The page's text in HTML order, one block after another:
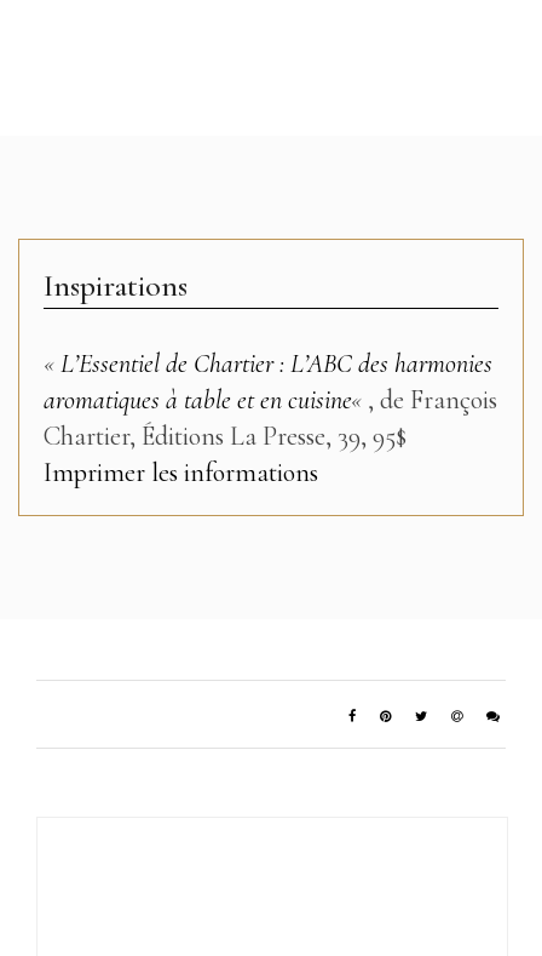
Inspirations
«L’Essentiel de Chartier : L’ABC des harmonies
aromatiques à table et en cuisine« , de François
Chartier, Éditions La Presse, 39, 95$
Imprimer les informations